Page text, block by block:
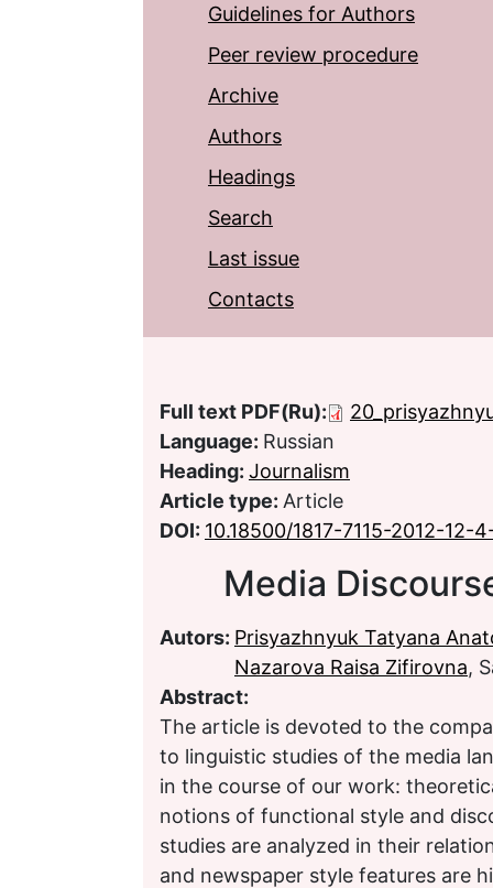
Guidelines for Authors
Peer review procedure
Archive
Authors
Headings
Search
Last issue
Contacts
Full text PDF(Ru):
Language: Russian
Heading: Journalism
Article type: Article
DOI: 10.18500/1817-7115-2012-12-
Media
Autors: Prisyazhnyuk Tatyana
Nazarova Raisa Zifirovna,
Abstract:
The article is devoted to the
to linguistic studies of the media
in the course of our work:
notions of functional style and
studies are analyzed in their
and newspaper style features are